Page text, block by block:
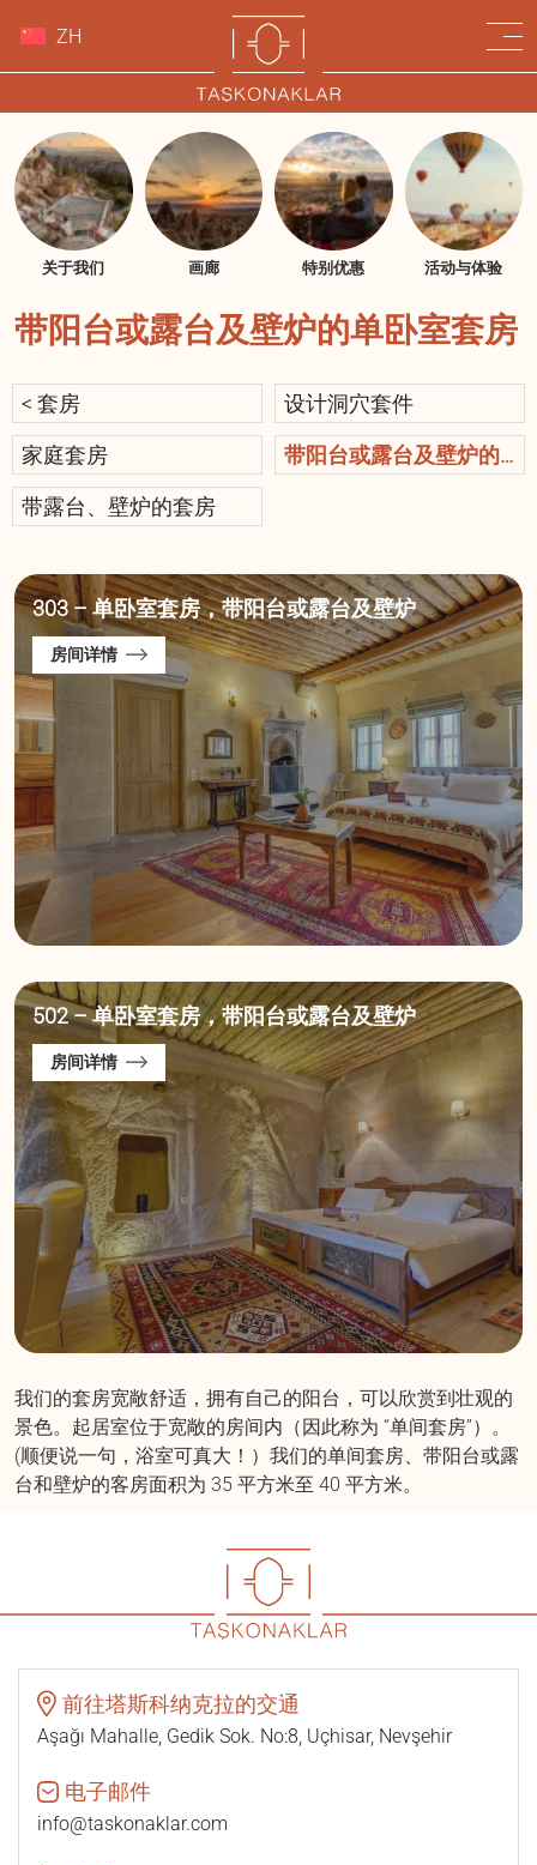
ZH
关于我们 画廊 特别优惠 活动与体验
带阳台或露台及壁炉的单卧室套房
< 套房 设计洞穴套件
家庭套房
带阳台或露台及壁炉的
带露台、壁炉的套房
303 – 单卧室套房，带阳台或露台及壁炉
房间详情
502 – 单卧室套房，带阳台或露台及壁炉
房间详情
我们的套房宽敞舒适，拥有自己的阳台，可以欣赏到壮观的
景色。起居室位于宽敞的房间内（因此称为 “单间套房”）。
(顺便说一句，浴室可真大！）我们的单间套房、带阳台或露
台和壁炉的客房面积为 35 平方米至 40 平方米。
前往塔斯科纳克拉的交通
Aşağı Mahalle, Gedik Sok. No:8, Uçhisar, Nevşehir
电子邮件
info@taskonaklar.com